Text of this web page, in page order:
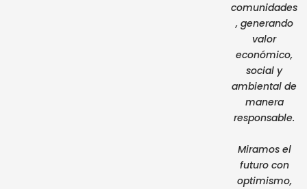
comunidades
, generando
valor
económico,
social y
ambiental de
manera
responsable.
Miramos el
futuro con
optimismo,